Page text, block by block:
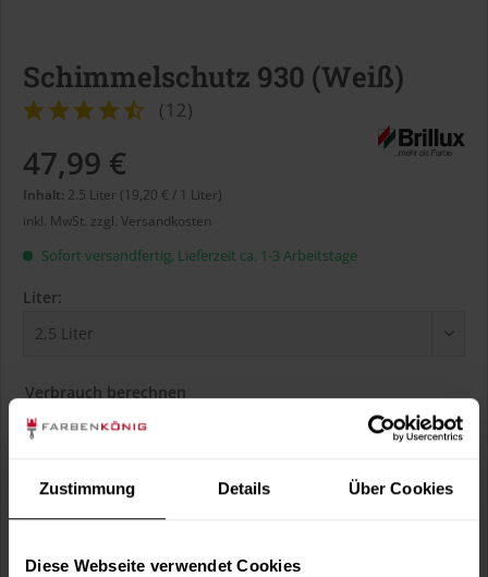
Zustimmung Details Über Cookies
Diese Webseite verwendet Cookies
Schimmelschutz 930 (Weiß)
(12)
47,99 €
Inhalt: 2.5 Liter (19,20 € / 1 Liter)
inkl. MwSt. zzgl. Versandkosten
Sofort versandfertig, Lieferzeit ca. 1-3 Arbeitstage
Liter:
Verbrauch berechnen
Wie viele m² wollen Sie bearbeiten?